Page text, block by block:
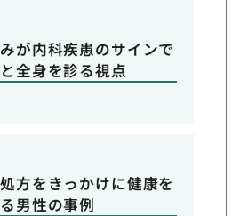
が内科疾患のサインで
全身を診る視点
方をきっかけに健康を
男性の事例